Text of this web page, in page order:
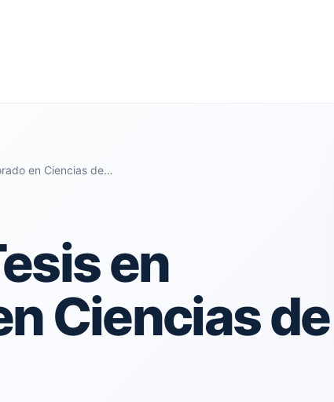
en Ciencias de…
en
Ciencias de